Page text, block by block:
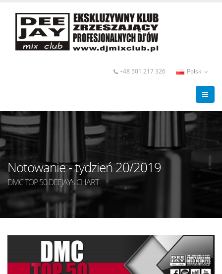
+48 501 217 326 Polski
Notowanie - tydzień 20/2019
DMC TOP 50 DEEJAY's CHART